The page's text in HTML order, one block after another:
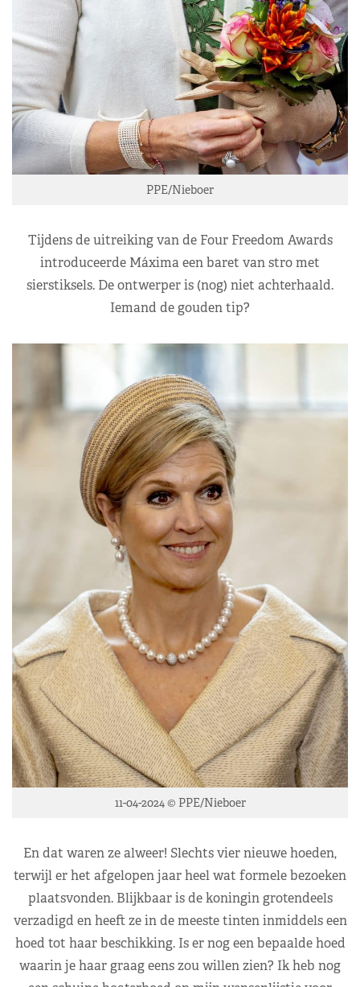
PPE/Nieboer
Tijdens de uitreiking van de Four Freedom Awards
introduceerde Máxima een baret van stro met
sierstiksels. De ontwerper is (nog) niet achterhaald.
Iemand de gouden tip?
11-04-2024 © PPE/Nieboer
En dat waren ze alweer! Slechts vier nieuwe hoeden,
terwijl er het afgelopen jaar heel wat formele bezoeken
plaatsvonden. Blijkbaar is de koningin grotendeels
verzadigd en heeft ze in de meeste tinten inmiddels een
hoed tot haar beschikking. Is er nog een bepaalde hoed
waarin je haar graag eens zou willen zien? Ik heb nog